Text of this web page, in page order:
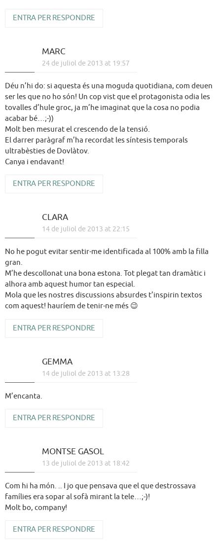
ENTRA PER RESPONDRE
MARC
24 de juliol de 2013 at 19:57
Déu n’hi do: si aquesta és una moguda quotidiana, com deuen
ser les que no ho són! Un cop vist que el protagonista odia les
tovalles d’hule groc, ja m’he imaginat que la cosa no podia
acabar bé…;-))
Molt ben mesurat el crescendo de la tensió.
El darrer paràgraf m’ha recordat les síntesis temporals
ultrabèsties de Dovlàtov.
Canya i endavant!
ENTRA PER RESPONDRE
CLARA
14 de juliol de 2013 at 22:15
No he pogut evitar sentir-me identificada al 100% amb la filla
gran.
M’he descollonat una bona estona. Tot plegat tan dramàtic i
alhora amb aquest humor tan especial.
Mola que les nostres discussions absurdes t’inspirin textos
com aquest! hauríem de tenir-ne més 😉
ENTRA PER RESPONDRE
GEMMA
14 de juliol de 2013 at 13:28
M’encanta.
ENTRA PER RESPONDRE
MONTSE GASOL
13 de juliol de 2013 at 18:42
Com hi ha món. .. I jo que pensava que el que destrossava
famílies era sopar al sofà mirant la tele…;-)!
Molt bo, company!
ENTRA PER RESPONDRE